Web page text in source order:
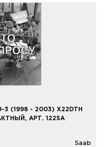
(1998 - 2003) X22DTH
АРТ. 122SA
Saab